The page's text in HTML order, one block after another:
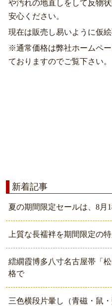
や汚れの地直しをして反物
安心ください。
現在は販売し易いように仮絵
※通常価格は弊社ホームペ
ておりますのでご覧下さい。
新着記事
夏の期間限定セールは、8月
上質な長襦袢を期間限定の
繧繝霞博多八寸名古屋帯「
格で
三色横段片暈し（青磁・鼠